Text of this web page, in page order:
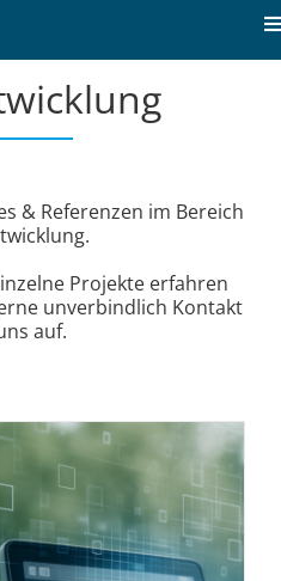
& Referenzen im Bereich
Projekte erfahren
unverbindlich Kontakt
auf.